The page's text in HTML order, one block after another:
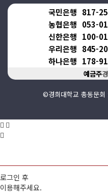
국민은행 817-
농협은행 053-
신한은행 100-
우리은행 845-
하나은행 178-
예금주
©경희대학교 총동문
로그인 후
이용해주세요.